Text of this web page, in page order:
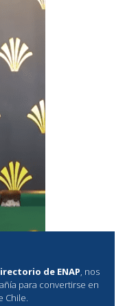
de ENAP , nos
para convertirse en